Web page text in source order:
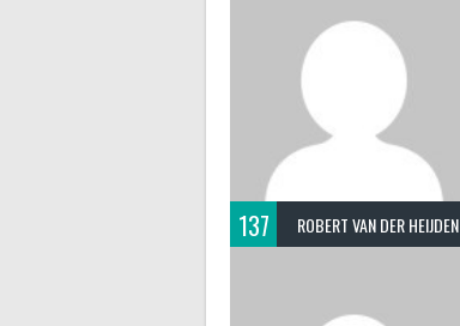
137 ROBERT VAN DER HEIJDEN